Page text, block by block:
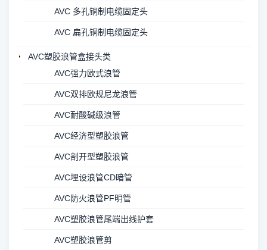
AVC 多孔铜制电缆固定头
AVC 扁孔铜制电缆固定头
AVC塑胶浪管盒接头类
AVC强力欧式浪管
AVC双排欧规尼龙浪管
AVC耐酸碱级浪管
AVC经济型塑胶浪管
AVC剖开型塑胶浪管
AVC埋设浪管CD暗管
AVC防火浪管PF明管
AVC塑胶浪管尾端出线护套
AVC塑胶浪管剪